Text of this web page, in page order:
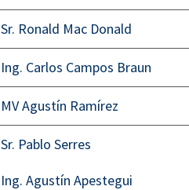
Sr. Ronald Mac Donald
Ing. Carlos Campos Braun
MV Agustín Ramírez
Sr. Pablo Serres
Ing. Agustín Apestegui